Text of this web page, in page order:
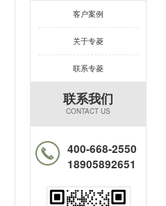
客户案例
关于专菱
联系专菱
联系我们
CONTACT US
400-668-2550
18905892651